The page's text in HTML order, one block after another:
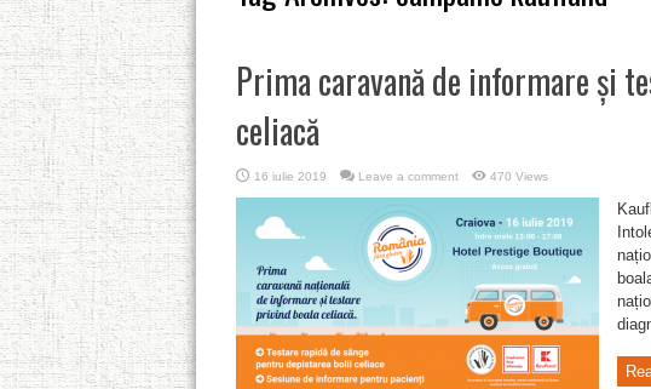
Prima caravană de informare și
celiacă
16 iulie 2019 Leave a comment 470 Views